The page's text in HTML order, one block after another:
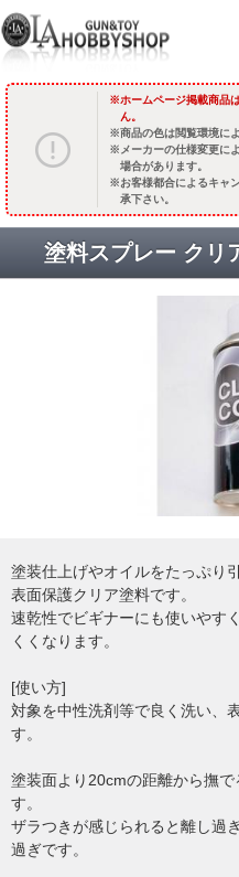
ホームページ掲載商品
ん。
商品の色は閲覧環境に
メーカーの仕様変更に
場合があります。
お客様都合によるキャ
承下さい。
塗料スプレー クリ
塗装仕上げやオイルをたっぷり
表面保護クリア塗料です。
速乾性でビギナーにも使いやす
くくなります。
[使い方]
対象を中性洗剤等で良く洗い、
す。
塗装面より20cmの距離から撫
す。
ザラつきが感じられると離し過
過ぎです。